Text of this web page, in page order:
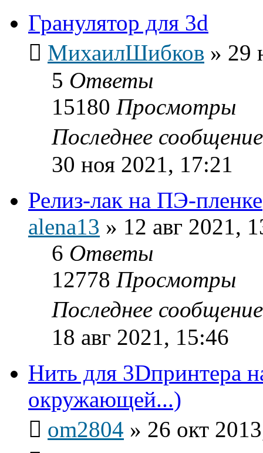
Гранулятор для 3d
МихаилШибков » 29
5 Ответы
15180 Просмотры
Последнее
30 ноя 2021, 17:21
Релиз-лак на ПЭ-пленке
alena13 » 12 авг 2021,
6 Ответы
12778 Просмотры
Последнее
18 авг 2021, 15:46
Нить для 3Dпринтера
окружающей...)
om2804 » 26 окт